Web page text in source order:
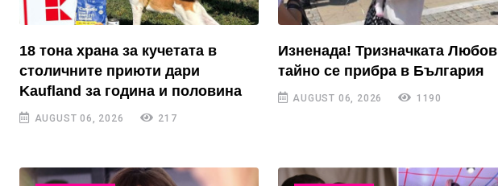
18 тона храна за кучетата в
столичните приюти дари
Kaufland за година и половина
AUGUST 06, 2026 217
Изненада! Тризначката Любов
тайно се прибра в България
AUGUST 06, 2026 1190